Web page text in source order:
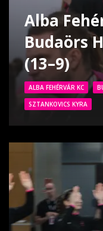
Alba
Budaörs
(13–9)
ALBA FEHÉRVÁR KC
SZTANKOVICS KYRA